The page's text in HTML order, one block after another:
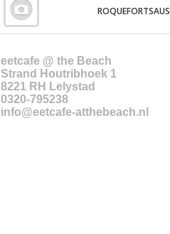
ROQUEFORTSAUS
eetcafe @ the Beach
Strand Houtribhoek 1
8221 RH
Lelystad
0320-795238
info@eetcafe-atthebeach.nl